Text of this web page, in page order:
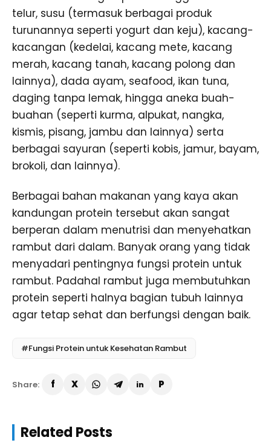
telur, susu (termasuk berbagai produk
turunannya seperti yogurt dan keju), kacang-
kacangan (kedelai, kacang mete, kacang
merah, kacang tanah, kacang polong dan
lainnya), dada ayam, seafood, ikan tuna,
daging tanpa lemak, hingga aneka buah-
buahan (seperti kurma, alpukat, nangka,
kismis, pisang, jambu dan lainnya) serta
berbagai sayuran (seperti kobis, jamur, bayam,
brokoli, dan lainnya).
Berbagai bahan makanan yang kaya akan
kandungan protein tersebut akan sangat
berperan dalam menutrisi dan menyehatkan
rambut dari dalam. Banyak orang yang tidak
menyadari pentingnya fungsi protein untuk
rambut. Padahal rambut juga membutuhkan
protein seperti halnya bagian tubuh lainnya
agar tetap sehat dan berfungsi dengan baik.
#Fungsi Protein untuk Kesehatan Rambut
Share:
Related Posts